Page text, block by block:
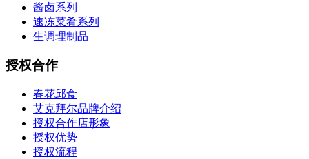
酱卤系列
速冻菜肴系列
生调理制品
授权合作
春花邱食
艾克拜尔品牌介绍
授权合作店形象
授权优势
授权流程